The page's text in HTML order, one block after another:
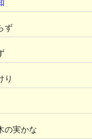
ず
り
の実かな